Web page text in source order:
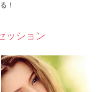
る！
ッション